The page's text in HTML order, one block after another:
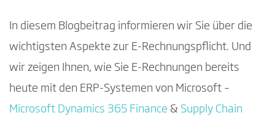
In diesem Blogbeitrag informieren wir Sie über die
wichtigsten Aspekte zur E-Rechnungspflicht. Und
wir zeigen Ihnen, wie Sie E-Rechnungen bereits
heute mit den ERP-Systemen von Microsoft –
Microsoft Dynamics 365 Finance & Supply Chain